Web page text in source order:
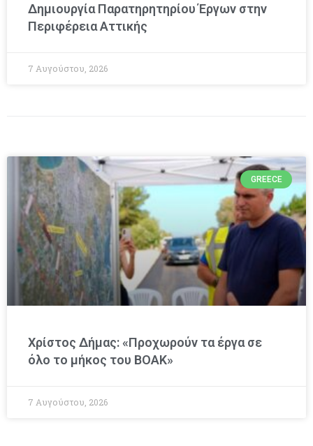
Δημιουργία Παρατηρητηρίου Έργων στην
Περιφέρεια Αττικής
7 Αυγούστου, 2026
GREECE
Χρίστος Δήμας: «Προχωρούν τα έργα σε
όλο το μήκος του ΒΟΑΚ»
7 Αυγούστου, 2026